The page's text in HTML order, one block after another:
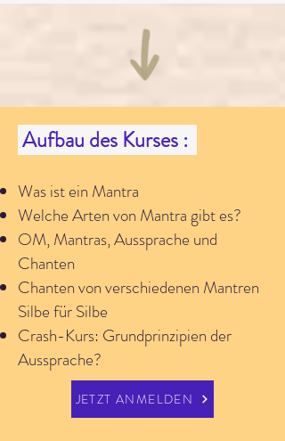
Aufbau des Kurses :
Was ist ein Mantra
Welche Arten von Mantra gibt es?
OM, Mantras, Aussprache und
Chanten
Chanten von verschiedenen Mantren
Silbe für Silbe
Crash-Kurs: Grundprinzipien der
Aussprache?
JETZT ANMELDEN